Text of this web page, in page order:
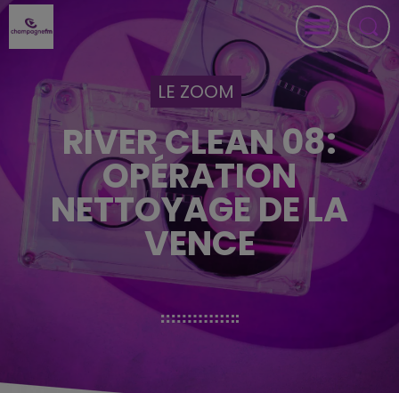
LE ZOOM
RIVER CLEAN 08:
OPÉRATION
NETTOYAGE DE LA
VENCE